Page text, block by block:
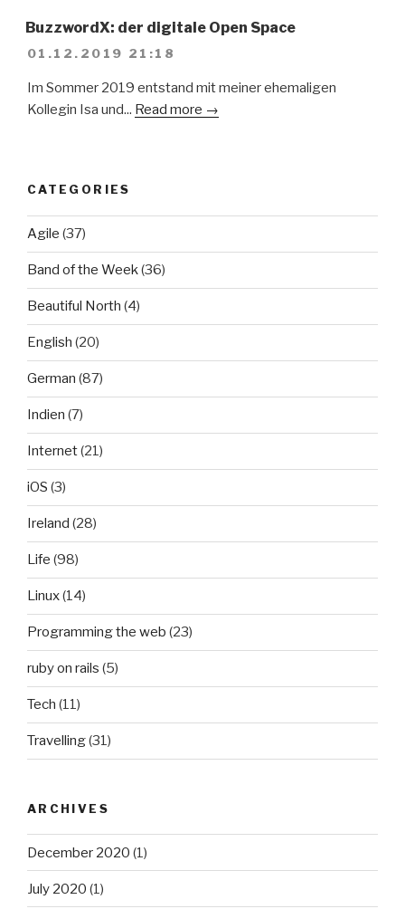
BuzzwordX: der digitale Open Space
01.12.2019 21:18
Im Sommer 2019 entstand mit meiner ehemaligen
Kollegin Isa und... Read more →
CATEGORIES
Agile (37)
Band of the Week(36)
Beautiful North (4)
English (20)
German (87)
Indien (7)
Internet(21)
iOS (3)
Ireland (28)
Life (98)
Linux(14)
Programming the web (23)
ruby on rails (5)
Tech (11)
Travelling(31)
ARCHIVES
December 2020 (1)
July 2020 (1)